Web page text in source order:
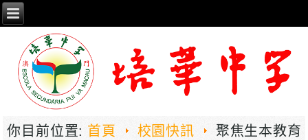
你目前位置: 首頁 校園快訊
聚焦生本教育